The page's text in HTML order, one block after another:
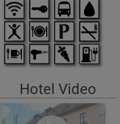
Hotel Video